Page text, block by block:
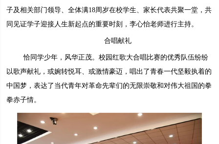
子及相关部门领导、全体满18周岁在校学生、家长代表共聚一堂，共
同见证学子迎接人生新起点的重要时刻，李心怡老师进行主持。
合唱献礼
恰同学少年，风华正茂。校园红歌大合唱比赛的优秀队伍纷纷
以歌声献礼，或婉转悦耳、或激情豪迈，唱出了青春一代坚毅执着的
中国梦，表达了当代青年对革命先辈们的无限崇敬和对伟大祖国的拳
拳赤子情。